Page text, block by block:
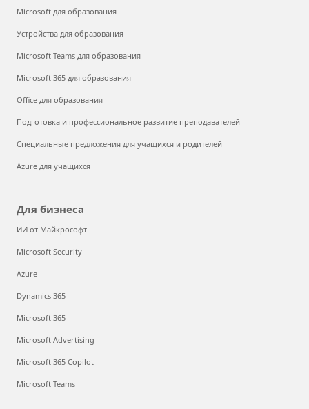
Microsoft для образования
Устройства для образования
Microsoft Teams для образования
Microsoft 365 для образования
Office для образования
Подготовка и профессиональное развитие преподавателей
Специальные предложения для учащихся и родителей
Azure для учащихся
Для бизнеса
ИИ от Майкрософт
Microsoft Security
Azure
Dynamics 365
Microsoft 365
Microsoft Advertising
Microsoft 365 Copilot
Microsoft Teams